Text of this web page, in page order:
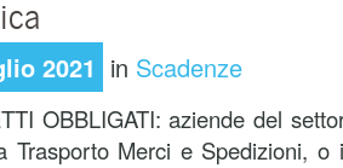
2021 in Scadenze
OBBLIGATI: aziende del
Trasporto Merci e Spedizioni,